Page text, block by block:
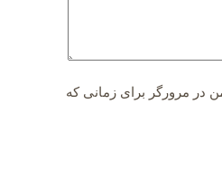
در مرورگر برای زمانی که